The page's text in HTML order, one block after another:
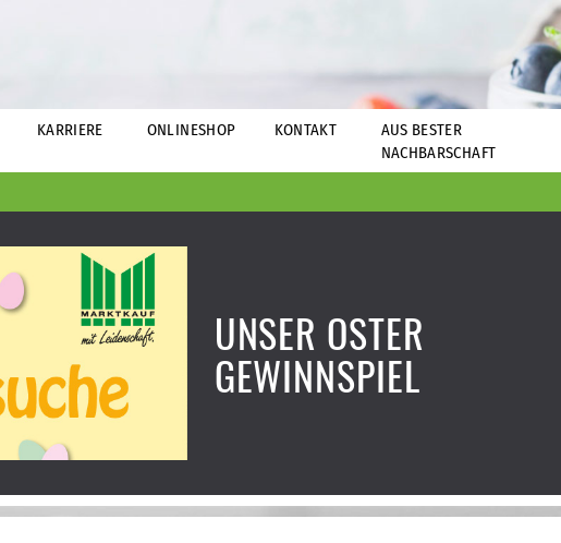
KARRIERE ONLINESHOP KONTAKT
AUS BESTER
NACHBARSCHAFT
UNSER OSTER
GEWINNSPIEL